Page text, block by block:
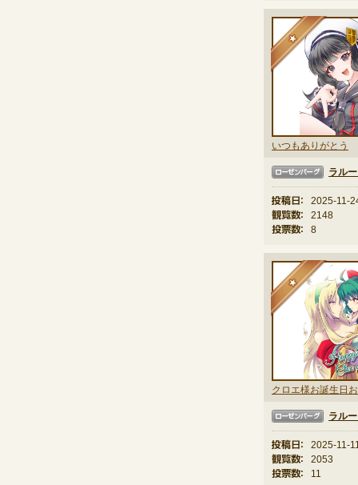
いつもありがとう
★
ラル
投稿日：
2025-11-
観覧数：
2148
投票数：
8
クロエ様お誕生日
★
ラル
投稿日：
2025-11-
観覧数：
2053
投票数：
11